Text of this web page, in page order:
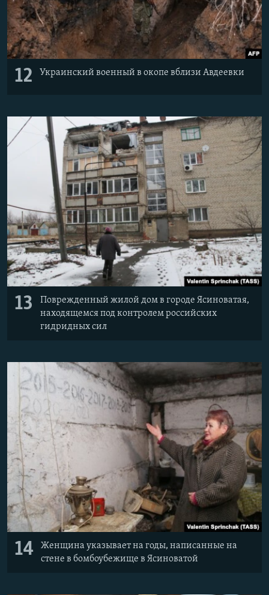
12 Украинский военный в окопе вблизи Авдеевки
13
Поврежденный жилой дом в городе Ясиноватая,
находящемся под контролем российских
гидридных сил
14
Женщина указывает на годы, написанные на
стене в бомбоубежище в Ясиноватой